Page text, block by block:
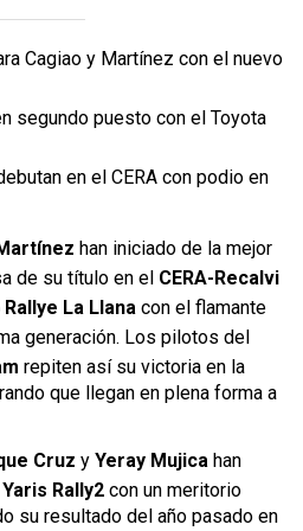
Cagiao y Martínez con el nuevo
segundo puesto con el Toyota
en el CERA con podio en
han iniciado de la mejor
de su título en el CERA-Recalvi
Rallye La Llana con el flamante
generación. Los pilotos del
repiten así su victoria en la
que llegan en plena forma a
Cruz y Yeray Mujica han
Rally2 con un meritorio
su resultado del año pasado en